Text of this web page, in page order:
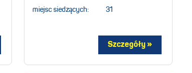
miejsc siedzących: 31